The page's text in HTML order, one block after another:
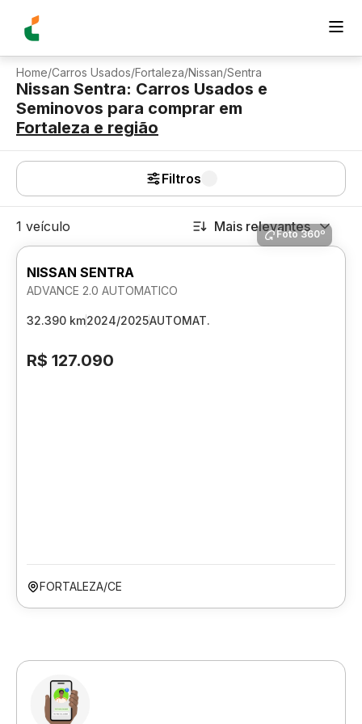
Home/Carros Usados/Fortaleza/Nissan/Sentra
Nissan Sentra: Carros Usados e
Seminovos para comprar em
Fortaleza e região
Filtros
1 veículo Mais relevantes
Foto 360º
NISSAN SENTRA
ADVANCE 2.0 AUTOMATICO
32.390 km2024/2025AUTOMAT.
R$ 127.090
FORTALEZA/CE